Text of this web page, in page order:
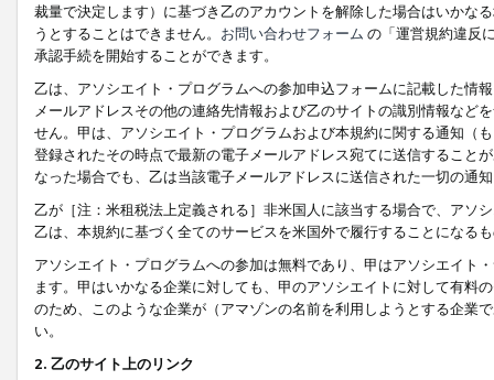
裁量で決定します）に基づき乙のアカウントを解除した場合はいかな
うとすることはできません。 お問い合わせフォーム の「運営規約違反
承認手続を開始することができます。
乙は、アソシエイト・プログラムへの参加申込フォームに記載した情
メールアドレスその他の連絡先情報および乙のサイトの識別情報など
せん。甲は、アソシエイト・プログラムおよび本規約に関する通知（
登録されたその時点で最新の電子メールアドレス宛てに送信すること
なった場合でも、乙は当該電子メールアドレスに送信された一切の通
乙が［注：米租税法上定義される］非米国人に該当する場合で、アソ
乙は、本規約に基づく全てのサービスを米国外で履行することになる
アソシエイト・プログラムへの参加は無料であり、甲はアソシエイト
ます。甲はいかなる企業に対しても、甲のアソシエイトに対して有料
のため、このような企業が（アマゾンの名前を利用しようとする企業
い。
2. 乙のサイト上のリンク